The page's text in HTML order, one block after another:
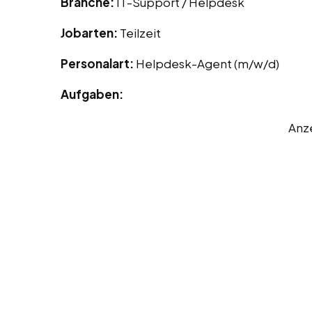
Jobarten: Teilzeit
Personalart: Helpdesk-Agent (m/w/d)
Aufgaben: